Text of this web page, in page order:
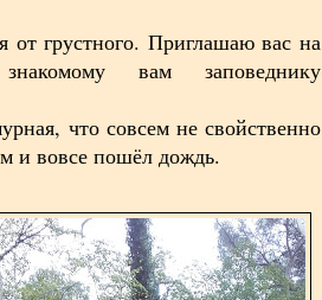
от грустного. Приглашаю вас на
вам заповеднику
что совсем не свойственно
и вовсе пошёл дождь.